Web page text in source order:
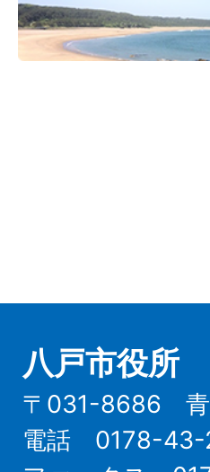
八戸市役所
〒031-8686 青
電話 0178-43-